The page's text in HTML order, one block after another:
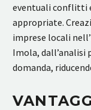
eventuali conflitti
appropriate.
imprese locali
Imola, dall’analisi
domanda,